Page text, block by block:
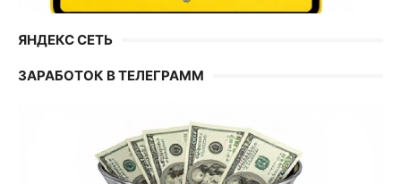
ЯНДЕКС СЕТЬ
ЗАРАБОТОК В ТЕЛЕГРАММ